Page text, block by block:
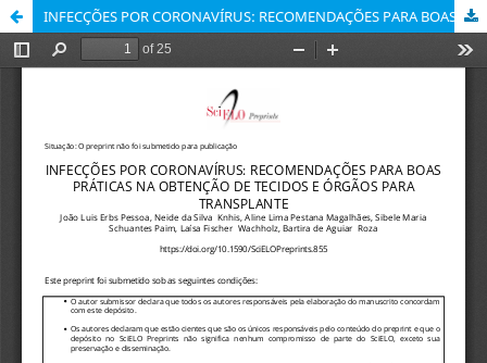
INFECÇÕES POR CORONAVÍRUS: RECOMENDAÇÕES PARA BOAS PRÁTICAS NA OBTENÇÃO DE TECIDOS E ÓRGÃOS PARA TRANSPLANTE